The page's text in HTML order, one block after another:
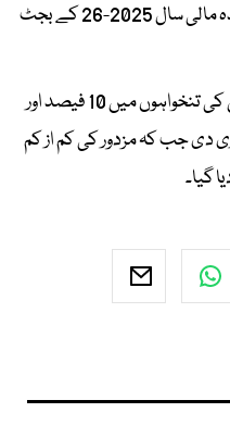
اہم اجلاس منعقد ہوا، جس میں آئندہ مالی سال 2025-26 کے بجٹ
کابینہ نے بجٹ میں سرکاری ملازمین کی تنخواہوں میں 10 فیصد اور
دی جب کہ مزدور کی کم از کم